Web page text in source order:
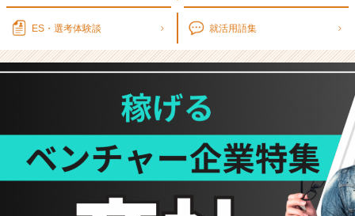
業
年
収
ラ
ン
ン
グ
伝
ES・選考体験談 就活用語集